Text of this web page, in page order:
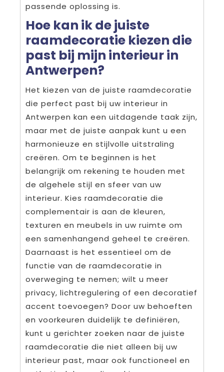
passende oplossing is.
Hoe kan ik de juiste
raamdecoratie kiezen die
past bij mijn interieur in
Antwerpen?
Het kiezen van de juiste raamdecoratie
die perfect past bij uw interieur in
Antwerpen kan een uitdagende taak zijn,
maar met de juiste aanpak kunt u een
harmonieuze en stijlvolle uitstraling
creëren. Om te beginnen is het
belangrijk om rekening te houden met
de algehele stijl en sfeer van uw
interieur. Kies raamdecoratie die
complementair is aan de kleuren,
texturen en meubels in uw ruimte om
een samenhangend geheel te creëren.
Daarnaast is het essentieel om de
functie van de raamdecoratie in
overweging te nemen; wilt u meer
privacy, lichtregulering of een decoratief
accent toevoegen? Door uw behoeften
en voorkeuren duidelijk te definiëren,
kunt u gerichter zoeken naar de juiste
raamdecoratie die niet alleen bij uw
interieur past, maar ook functioneel en